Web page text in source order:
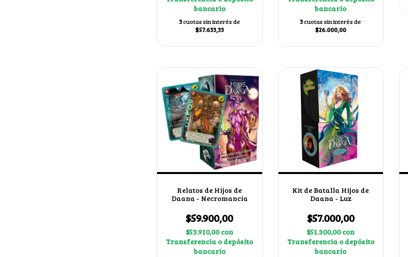
bancario
3cuotas sin interés de
$57.633,33
bancario
3cuotas sin interés de
$26.000,00
Relatos de Hijos de
Daana - Necromancia
$59.900,00
$53.910,00con
Transferencia o depósito
bancario
Kit de Batalla Hijos de
Daana - Luz
$57.000,00
$51.300,00con
Transferencia o depósito
bancario